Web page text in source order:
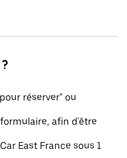
réserver" ou
afin d'être
East France sous 1